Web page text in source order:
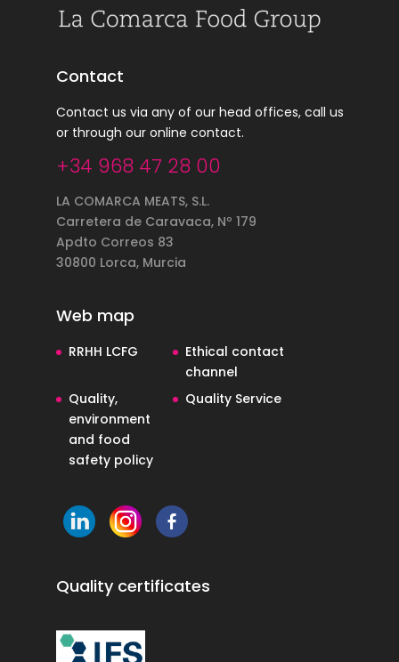
Contact
Contact us via any of our head offices, call us
or through our online contact.
+34 968 47 28 00
LA COMARCA MEATS, S.L.
Carretera de Caravaca, Nº 179
Apdto Correos 83
30800 Lorca, Murcia
Web map
RRHH LCFG
Ethical contact
channel
Quality,
environment
and food
safety policy
Quality Service
Quality certificates